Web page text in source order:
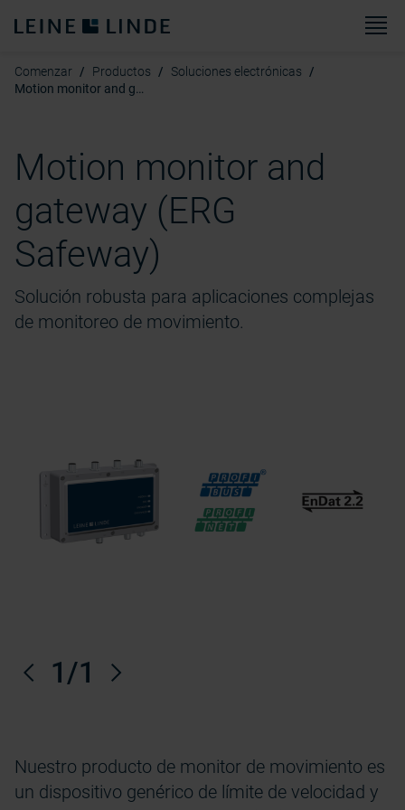
Comenzar Productos
Soluciones electrónicas
Motion monitor and gateway (ERG Safeway)
Motion monitor and
gateway (ERG
Safeway)
Solución robusta para aplicaciones complejas
de monitoreo de movimiento.
Anterior
1/1
Nuestro producto de monitor de movimiento es
un dispositivo genérico de límite de velocidad y